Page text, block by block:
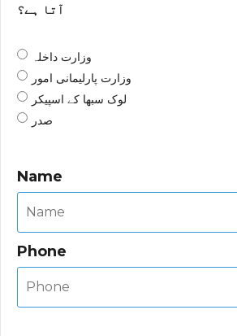
آتا ہے؟
وزارت داخلہ
وزارت پارلیمانی امور
لوک سبھا کے اسپیکر
صدر
Name
Phone